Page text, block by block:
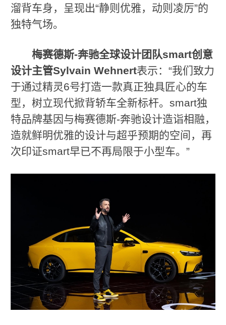
溜背车身，呈现出“静则优雅，动则凌厉”的
独特气场。
梅赛德斯-奔驰全球设计团队smart创意
设计主管Sylvain Wehnert表示：“我们致力
于通过精灵6号打造一款真正独具匠心的车
型，树立现代掀背轿车全新标杆。smart独
特品牌基因与梅赛德斯-奔驰设计造诣相融，
造就鲜明优雅的设计与超乎预期的空间，再
次印证smart早已不再局限于小型车。”